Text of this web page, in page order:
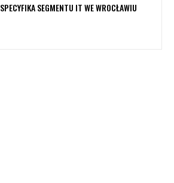
SPECYFIKA SEGMENTU IT WE WROCŁAWIU